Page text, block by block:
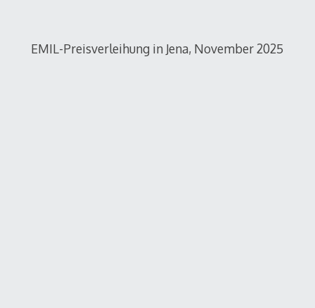
EMIL-Preisverleihung in Jena, November 2025